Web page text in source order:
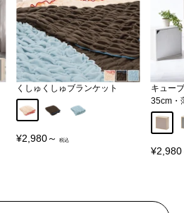
くしゅくしゅブランケット
アイボリーブラウン
ブルー
販
¥2,980～
キュー
35cm・
販
¥2,980